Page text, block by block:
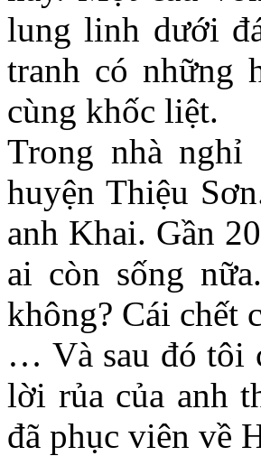
lung linh dưới
tranh có những
cùng khốc liệt.
Trong nhà
huyện Thiệu
anh Khai. Gần
ai còn sống
không? Cái chết
… Và sau đó tôi
lời rủa của anh
đã phục viên về